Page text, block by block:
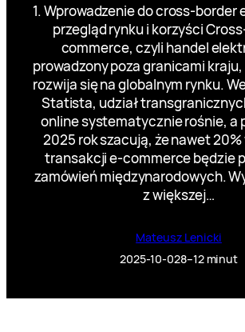
1. Wprowadzenie do cross-border
przegląd rynku i korzyści
commerce, czyli handel
prowadzony poza granicami
rozwija się na globalnym rynku.
Statista, udział
online systematycznie rośnie, a
2025 rok szacują, że nawet
transakcji e-commerce będzie
zamówień międzynarodowych.
z większej…
Mateusz Lenicki
2025-10-028–12 minut